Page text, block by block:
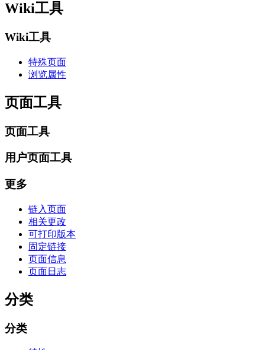
Wiki工具
Wiki工具
特殊页面
浏览属性
页面工具
页面工具
用户页面工具
更多
链入页面
相关更改
可打印版本
固定链接
页面信息
页面日志
分类
分类